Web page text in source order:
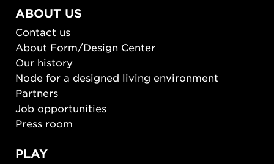
ABOUT US
Contact us
About Form/Design Center
Our history
Node for a designed living environment
Partners
Job opportunities
Press room
PLAY